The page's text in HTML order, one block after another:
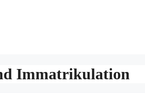
Immatrikulation